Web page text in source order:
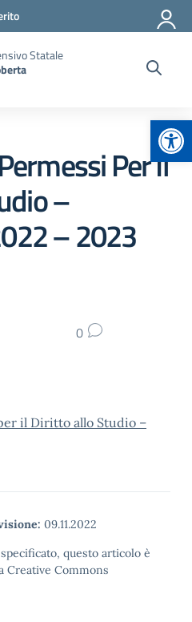
Statale
Per Il
–
– 2023
0
il Diritto allo Studio –
09.11.2022
questo articolo è
Creative Commons